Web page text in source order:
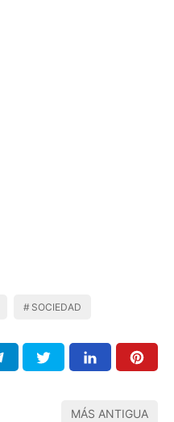
SOCIEDAD
MÁS ANTIGUA